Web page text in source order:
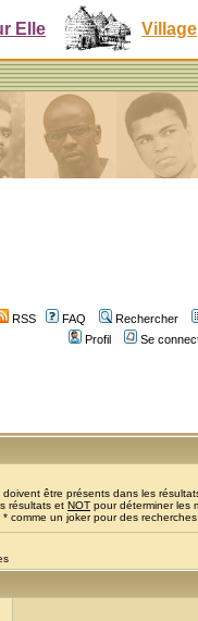
Elle Village
RSS FAQ
Rechercher
Profil
Se
doivent être présents dans les
résultats et NOT pour déterminer les
comme un joker pour des